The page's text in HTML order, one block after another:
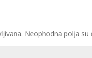
Neophodna polja su